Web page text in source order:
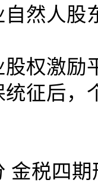
自然人股
股权激励
统征后，
金税四